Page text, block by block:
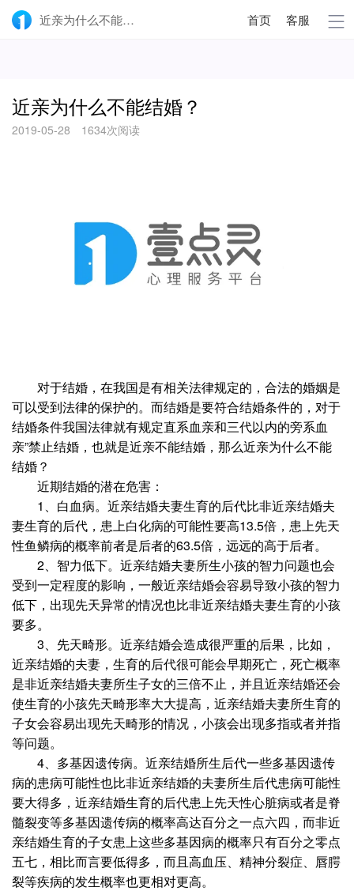
近亲为什么不能结婚？-壹点灵 首页 客服
近亲为什么不能结婚？
2019-05-28 1634次阅读
对于结婚，在我国是有相关法律规定的，合法的婚姻是
可以受到法律的保护的。而结婚是要符合结婚条件的，对于
结婚条件我国法律就有规定直系血亲和三代以内的旁系血
亲”禁止结婚，也就是近亲不能结婚，那么近亲为什么不能
结婚？
近期结婚的潜在危害：
1、白血病。近亲结婚夫妻生育的后代比非近亲结婚夫
妻生育的后代，患上白化病的可能性要高13.5倍，患上先天
性鱼鳞病的概率前者是后者的63.5倍，远远的高于后者。
2、智力低下。近亲结婚夫妻所生小孩的智力问题也会
受到一定程度的影响，一般近亲结婚会容易导致小孩的智力
低下，出现先天异常的情况也比非近亲结婚夫妻生育的小孩
要多。
3、先天畸形。近亲结婚会造成很严重的后果，比如，
近亲结婚的夫妻，生育的后代很可能会早期死亡，死亡概率
是非近亲结婚夫妻所生子女的三倍不止，并且近亲结婚还会
使生育的小孩先天畸形率大大提高，近亲结婚夫妻所生育的
子女会容易出现先天畸形的情况，小孩会出现多指或者并指
等问题。
4、多基因遗传病。近亲结婚所生后代一些多基因遗传
病的患病可能性也比非近亲结婚的夫妻所生后代患病可能性
要大得多，近亲结婚生育的后代患上先天性心脏病或者是脊
髓裂变等多基因遗传病的概率高达百分之一点六四，而非近
亲结婚生育的子女患上这些多基因病的概率只有百分之零点
五七，相比而言要低得多，而且高血压、精神分裂症、唇腭
裂等疾病的发生概率也更相对更高。